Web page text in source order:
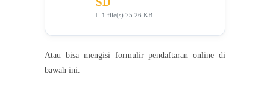
1 file(s) 75.26 KB
Atau bisa mengisi formulir pendaftaran online di
bawah ini.